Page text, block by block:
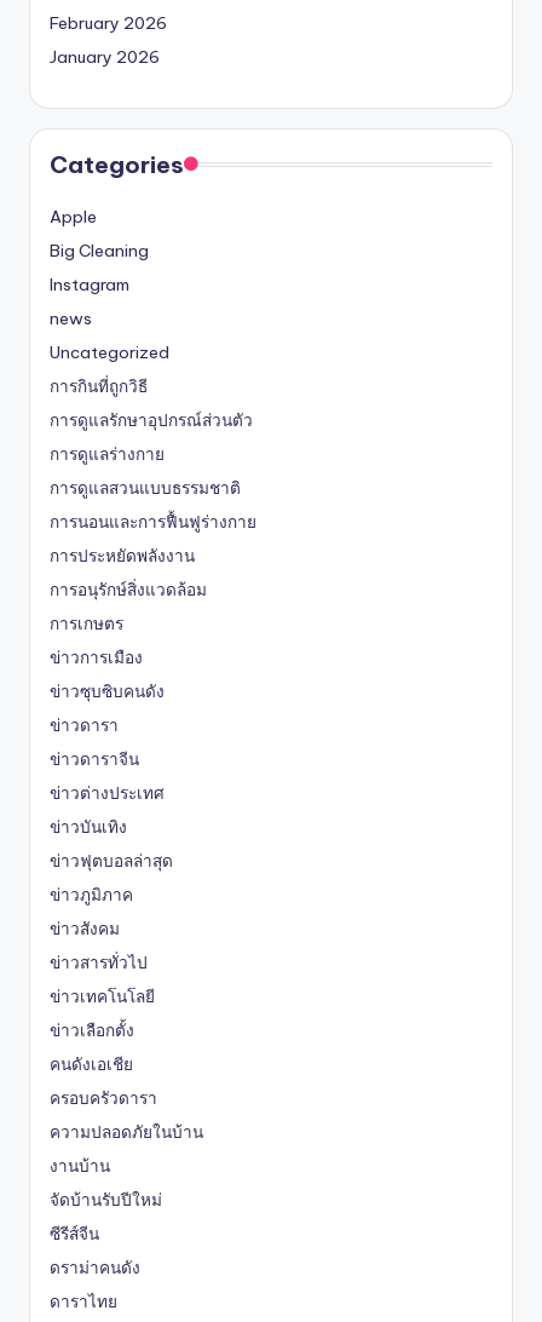
February 2026
January 2026
Categories
Apple
Big Cleaning
Instagram
news
Uncategorized
การกินที่ถูกวิธี
การดูแลรักษาอุปกรณ์ส่วนตัว
การดูแลร่างกาย
การดูแลสวนแบบธรรมชาติ
การนอนและการฟื้นฟูร่างกาย
การประหยัดพลังงาน
การอนุรักษ์สิ่งแวดล้อม
การเกษตร
ข่าวการเมือง
ข่าวซุบซิบคนดัง
ข่าวดารา
ข่าวดาราจีน
ข่าวต่างประเทศ
ข่าวบันเทิง
ข่าวฟุตบอลล่าสุด
ข่าวภูมิภาค
ข่าวสังคม
ข่าวสารทั่วไป
ข่าวเทคโนโลยี
ข่าวเลือกตั้ง
คนดังเอเชีย
ครอบครัวดารา
ความปลอดภัยในบ้าน
งานบ้าน
จัดบ้านรับปีใหม่
ซีรีส์จีน
ดราม่าคนดัง
ดาราไทย